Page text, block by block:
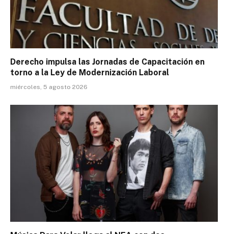
Derecho impulsa las Jornadas de Capacitación en
torno a la Ley de Modernización Laboral
miércoles, 5 agosto 2026